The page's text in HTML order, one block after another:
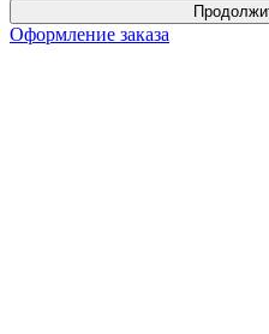
Оформление заказа